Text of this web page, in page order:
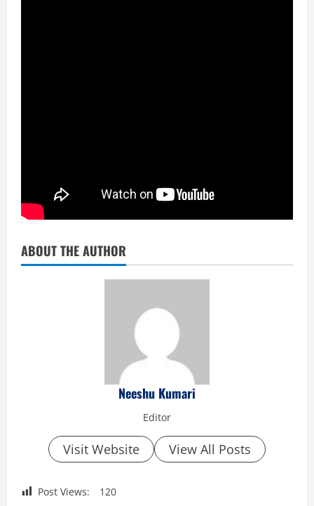
ABOUT THE AUTHOR
Neeshu Kumari
Editor
Visit Website View All Posts
Post Views: 120